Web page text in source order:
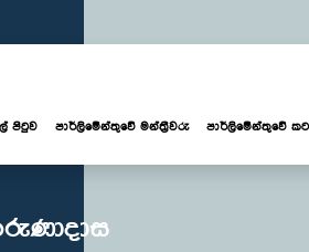
පිටුව පාර්ලි‌මේන්තුවේ මන්ත්‍රීවරු පාර්ලිමේන්තුවේ